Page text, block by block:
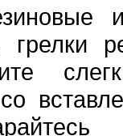
грелки